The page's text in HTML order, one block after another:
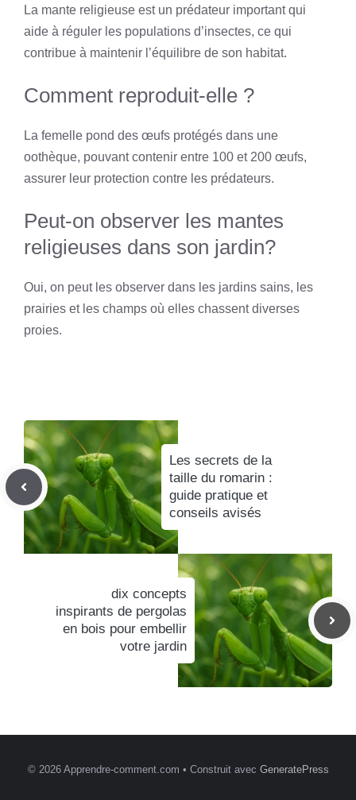
La mante religieuse est un prédateur important qui
aide à réguler les populations d’insectes, ce qui
contribue à maintenir l’équilibre de son habitat.
Comment reproduit-elle ?
La femelle pond des œufs protégés dans une
oothèque, pouvant contenir entre 100 et 200 œufs,
assurer leur protection contre les prédateurs.
Peut-on observer les mantes
religieuses dans son jardin?
Oui, on peut les observer dans les jardins sains, les
prairies et les champs où elles chassent diverses
proies.
Les secrets de la
taille du romarin :
guide pratique et
conseils avisés
dix concepts
inspirants de pergolas
en bois pour embellir
votre jardin
© 2026 Apprendre-comment.com • Construit avec GeneratePress